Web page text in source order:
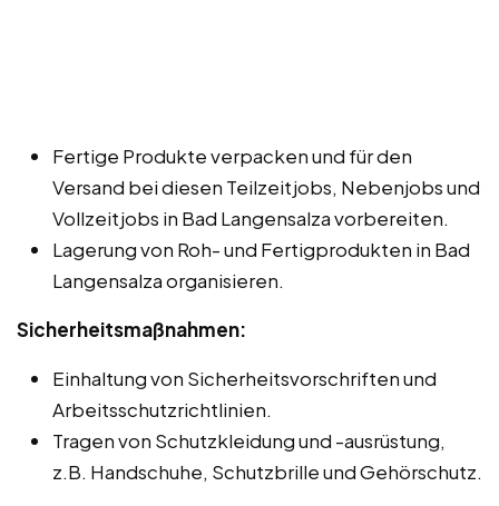
Fertige Produkte verpacken und für den
Versand bei diesen Teilzeitjobs, Nebenjobs und
Vollzeitjobs in Bad Langensalza vorbereiten.
Lagerung von Roh- und Fertigprodukten in Bad
Langensalza organisieren.
Sicherheitsmaßnahmen:
Einhaltung von Sicherheitsvorschriften und
Arbeitsschutzrichtlinien.
Tragen von Schutzkleidung und -ausrüstung,
z.B. Handschuhe, Schutzbrille und Gehörschutz.